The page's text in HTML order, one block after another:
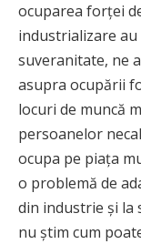
ocuparea forței
industrializare
suveranitate, ne
asupra ocupării
locuri de muncă
persoanelor
ocupa pe piața
o problemă de
din industrie și la
nu știm cum